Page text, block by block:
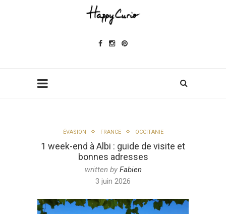
ÉVASION FRANCE OCCITANIE
1 week-end à Albi : guide de visite et
bonnes adresses
written by Fabien
3 juin 2026